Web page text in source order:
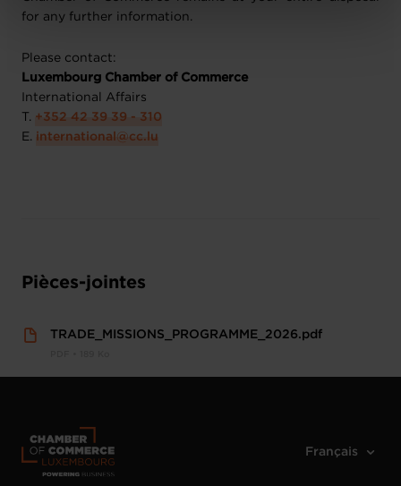
Charte d’usage des cookieset notrePolitique de
protection des données personnelles
for any further information.
Please contact:
Luxembourg Chamber of Commerce
International Affairs
T. +352 42 39 39 - 310
E. international@cc.lu
Pièces-jointes
TRADE_MISSIONS_PROGRAMME_2026.pdf